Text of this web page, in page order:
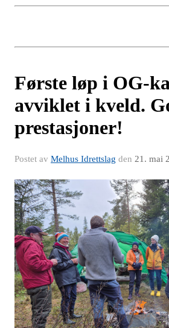
Første løp i OG-
avviklet i kveld.
prestasjoner!
Postet av Melhus Idrettslag den 21. mai